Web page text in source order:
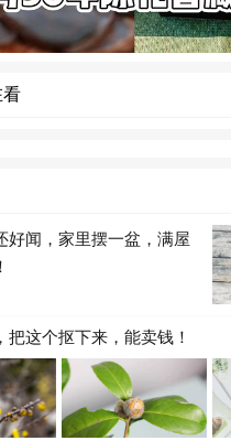
看
好闻，家里摆一盆，满屋
把这个抠下来，能卖钱！